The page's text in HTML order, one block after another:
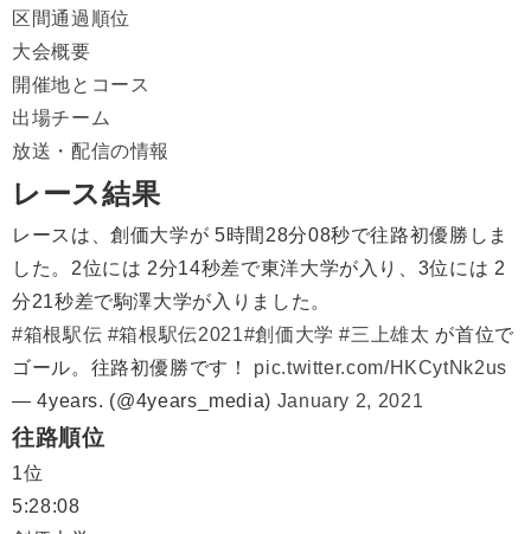
区間通過順位
大会概要
開催地とコース
出場チーム
放送・配信の情報
レース結果
レースは、創価大学が 5時間28分08秒で往路初優勝しま
した。2位には 2分14秒差で東洋大学が入り、3位には 2
分21秒差で駒澤大学が入りました。
#箱根駅伝 #箱根駅伝2021#創価大学 #三上雄太 が首位で
ゴール。往路初優勝です！ pic.twitter.com/HKCytNk2us
— 4years. (@4years_media) January 2, 2021
往路順位
1位
5:28:08